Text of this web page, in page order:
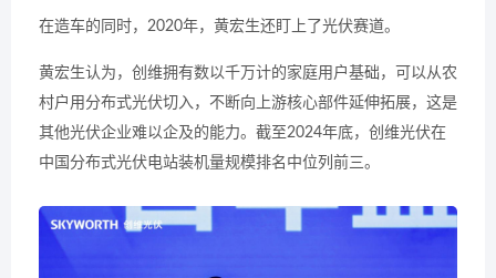
在造车的同时，2020年，黄宏生还盯上了光伏赛道。
黄宏生认为，创维拥有数以千万计的家庭用户基础，可以从农
村户用分布式光伏切入，不断向上游核心部件延伸拓展，这是
其他光伏企业难以企及的能力。截至2024年底，创维光伏在
中国分布式光伏电站装机量规模排名中位列前三。